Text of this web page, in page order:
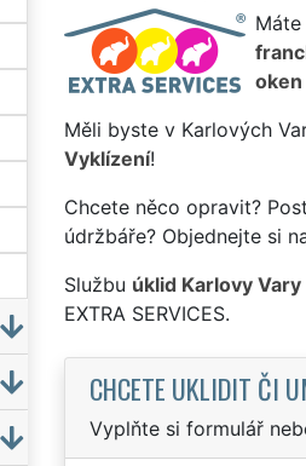
oken
Měli byste v Karlových
Vyklízení!
Chcete něco opravit?
údržbáře? Objednejte si
Službu úklid Karlovy Vary
EXTRA SERVICES.
CHCETE UKLIDIT ČI
Vyplňte si formulář